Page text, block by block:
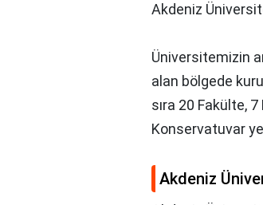
Akdeniz
Üniversitemizin
alan bölgede
sıra 20 Fakülte,
Konservatuvar
Akdeniz